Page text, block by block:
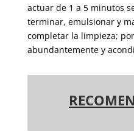
actuar de 1 a 5 minutos
terminar, emulsionar y
completar la limpieza;
abundantemente y